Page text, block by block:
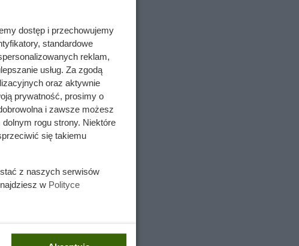
się
dostęp i przechowujemy
standardowe
reklam,
usług. Za zgodą
oraz aktywnie
prywatność, prosimy o
i zawsze możesz
rogu strony. Niektóre
się takiemu
z naszych serwisów
w Polityce